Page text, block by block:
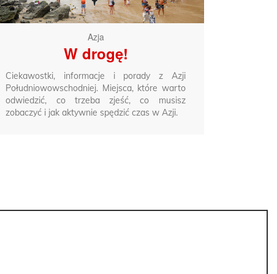
Azja
W drogę!
Ciekawostki, informacje i porady z Azji
Południowowschodniej. Miejsca, które warto
odwiedzić, co trzeba zjeść, co musisz
zobaczyć i jak aktywnie spędzić czas w Azji.